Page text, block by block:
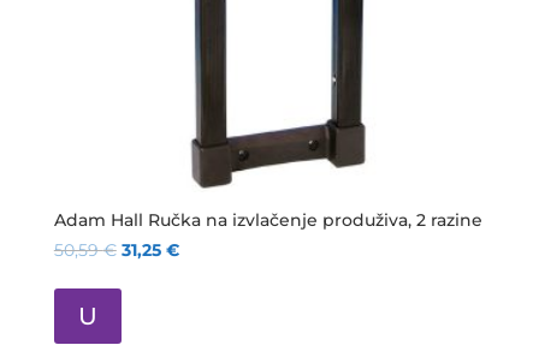
Adam Hall Ručka na izvlačenje produživa, 2 razine
50,59€ 31,25 €
U